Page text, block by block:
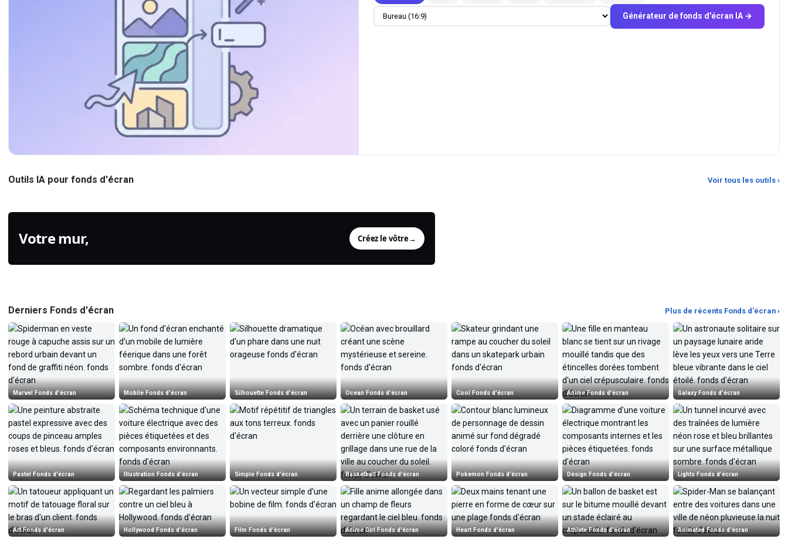
Générateur de fonds d'écran IA →
Outils IA pour fonds d'écran Voir tous les outils ›
Récupérez la netteté des photos
légèrement floues, légèrement
Personnaliser un fond
image selon des dimensions
Votre mur, Créez le vôtre→
Derniers Fonds d'écran Plus de récents Fonds d'écran ›
Marvel Fonds d'écran Mobile Fonds d'écran Silhouette Fonds d'écran Ocean Fonds d'écran Cool Fonds d'écran Anime Fonds d'écran Galaxy Fonds d'écran
Pastel Fonds d'écran Illustration Fonds d'écran Simple Fonds d'écran Basketball Fonds d'écran Pokemon Fonds d'écran Design Fonds d'écran Lights Fonds d'écran
Art Fonds d'écran Hollywood Fonds d'écran Film Fonds d'écran Anime Girl Fonds d'écran Heart Fonds d'écran Athlete Fonds d'écran Animated Fonds d'écran